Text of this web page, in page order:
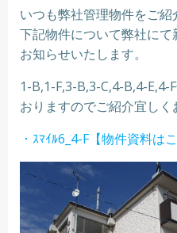
いつも弊社管理物件をご紹
下記物件について弊社に
お知らせいたします。
1-B,1-F,3-B,3-C,4-B,4-E,4-
おりますのでご紹介宜しく
・ｽﾏｲﾙ6_4-F【物件資料はこ